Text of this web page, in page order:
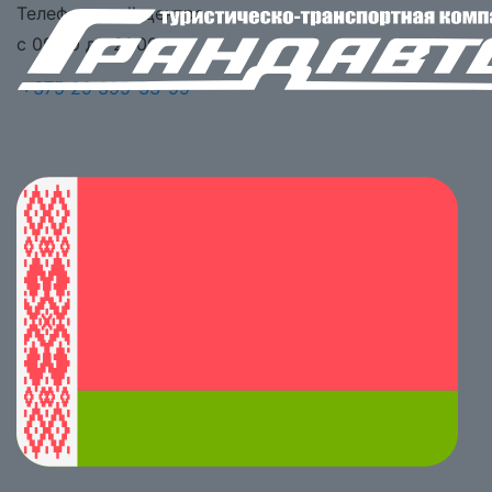
Телефоны call-центра
с 09:00 до 21:00
+375 29 395-33-99